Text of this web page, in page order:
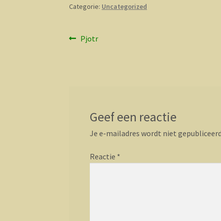
Categorie: Uncategorized
Bericht
Vorig
Pjotr
Geef een reactie
Je e-mailadres wordt niet
Reactie *